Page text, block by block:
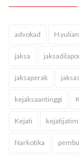
advokad
jaksa
jaksaperak
kejaksaantinggi
Kejati kejatijatim
Narkotika